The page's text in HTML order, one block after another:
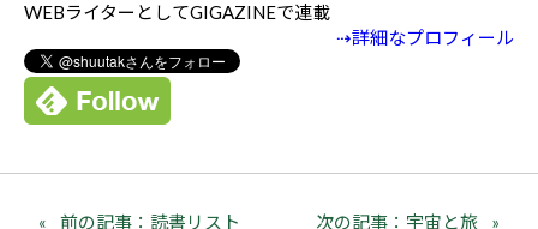
WEBライターとしてGIGAZINEで連載
⇢詳細なプロフィール
前の記事：読書リスト 次の記事：宇宙と旅